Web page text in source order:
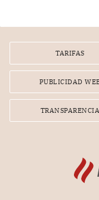
por la frustrada
TARIFAS
PUBLICIDAD
TRANSPARENCIA